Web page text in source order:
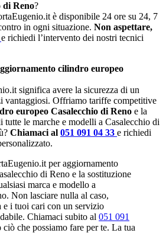
di Reno?
è disponibile 24 ore su 24, 7
in ogni situazione. Non aspettare,
e richiedi l’intervento dei nostri tecnici
cilindro europeo
significa avere la sicurezza di un
vantaggiosi. Offriamo tariffe competitive
europeo Casalecchio di Reno e la
tutte le marche e modelli a Casalecchio di
Chiamaci al 051 091 04 33 e richiedi
per aggiornamento
di Reno e la sostituzione
marca e modello a
Non lasciare nulla al caso,
e i tuoi cari con un servizio
Chiamaci subito al 051 091
ciò che possiamo fare per te. La tua